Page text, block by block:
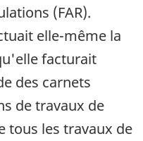
(FAR).
elle-même la
facturait
des carnets
de travaux de
tous les travaux de